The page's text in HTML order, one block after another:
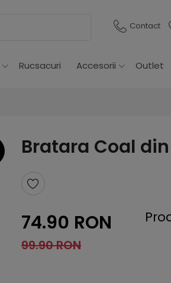
Contact
Rucsacuri Accesorii Outlet
Bratara Coal din
74.90 RON
99.90 RON